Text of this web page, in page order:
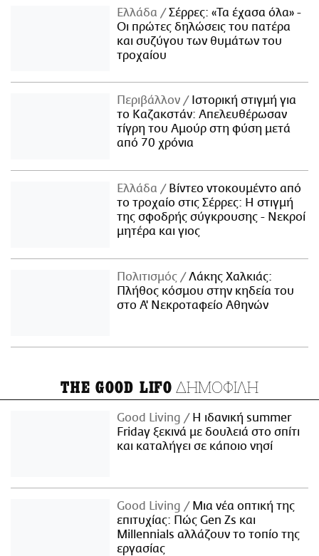
Ελλάδα
Σέρρες: «Τα έχασα όλα» -
Οι πρώτες δηλώσεις του πατέρα
και συζύγου των θυμάτων του
τροχαίου
Περιβάλλον
Ιστορική στιγμή για
το Καζακστάν: Απελευθέρωσαν
τίγρη του Αμούρ στη φύση μετά
από 70 χρόνια
Ελλάδα
Βίντεο ντοκουμέντο από
το τροχαίο στις Σέρρες: Η στιγμή
της σφοδρής σύγκρουσης - Νεκροί
μητέρα και γιος
Πολιτισμός
Λάκης Χαλκιάς:
Πλήθος κόσμου στην κηδεία του
στο Α' Νεκροταφείο Αθηνών
THE GOOD LIFO ΔΗΜΟΦΙΛΗ
Good Living
Η ιδανική summer
Friday ξεκινά με δουλειά στο σπίτι
και καταλήγει σε κάποιο νησί
Good Living
Μια νέα οπτική της
επιτυχίας: Πώς Gen Zs και
Millennials αλλάζουν το τοπίο της
εργασίας